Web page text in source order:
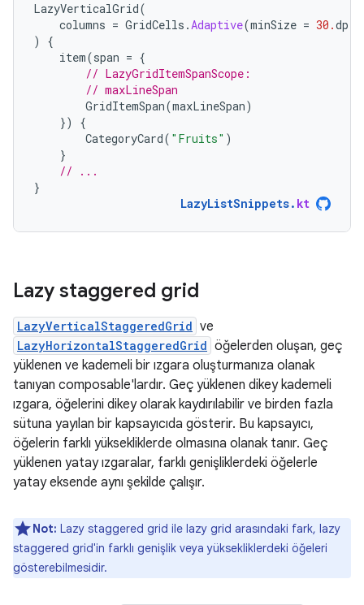
LazyVerticalGrid(
columns = GridCells .Adaptive(minSize = 30.dp
)
{
item(span = {
// LazyGridItemSpanScope:
// maxLineSpan
GridItemSpan(maxLineSpan)
})
{
CategoryCard( "Fruits" )
}
// ...
}
LazyListSnippets. kt
Lazy staggered grid
LazyVerticalStaggeredGrid ve
LazyHorizontalStaggeredGrid öğelerden oluşan, geç
yüklenen ve kademeli bir ızgara oluşturmanıza olanak
tanıyan composable'lardır. Geç yüklenen dikey kademeli
ızgara, öğelerini dikey olarak kaydırılabilir ve birden fazla
sütuna yayılan bir kapsayıcıda gösterir. Bu kapsayıcı,
öğelerin farklı yüksekliklerde olmasına olanak tanır. Geç
yüklenen yatay ızgaralar, farklı genişliklerdeki öğelerle
yatay eksende aynı şekilde çalışır.
Not: Lazy staggered grid ile lazy grid arasındaki fark, lazy
staggered grid'in farklı genişlik veya yüksekliklerdeki öğeleri
gösterebilmesidir.